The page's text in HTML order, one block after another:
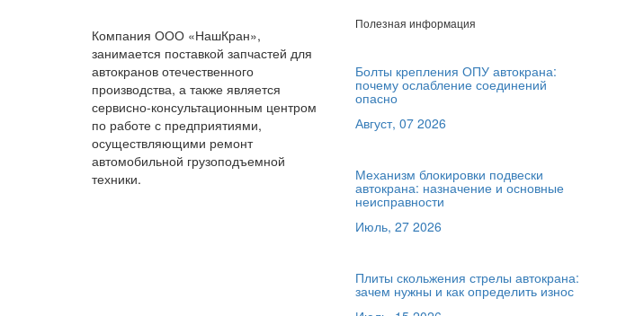
Компания ООО «НашКран»,
занимается поставкой запчастей для
автокранов отечественного
производства, а также является
сервисно-консультационным центром
по работе с предприятиями,
осуществляющими ремонт
автомобильной грузоподъемной
техники.
Полезная информация
Болты крепления ОПУ автокрана:
почему ослабление соединений
опасно
Август, 07 2026
Механизм блокировки подвески
автокрана: назначение и основные
неисправности
Июль, 27 2026
Плиты скольжения стрелы автокрана:
зачем нужны и как определить износ